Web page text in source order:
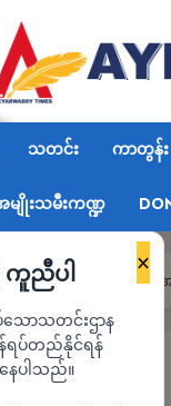
သတင်း ကာတွန်း
မျိုးသမီးကဏ္ဍ
×
ကူညီပါ
ာသတင်းဌာန
ရပ်တည်နိုင်ရန်
ပါသည်။
ပ်ထံ လက်နက်ကြီးအစိတ်အ